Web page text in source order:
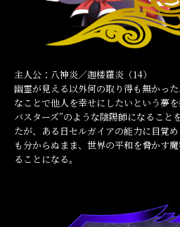
主人公：八神炎／迦楼羅炎（14）
幽霊が見える以外何の取り得も無かっ
なことで他人を幸せにしたいという夢
バスターズ”のような陰陽師になること
たが、ある日セルガイアの能力に目覚
も分からぬまま、世界の平和を脅かす
ることになる。